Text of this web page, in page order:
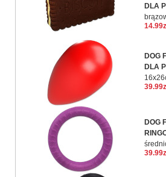
DLA
DOG
DLA
DOG